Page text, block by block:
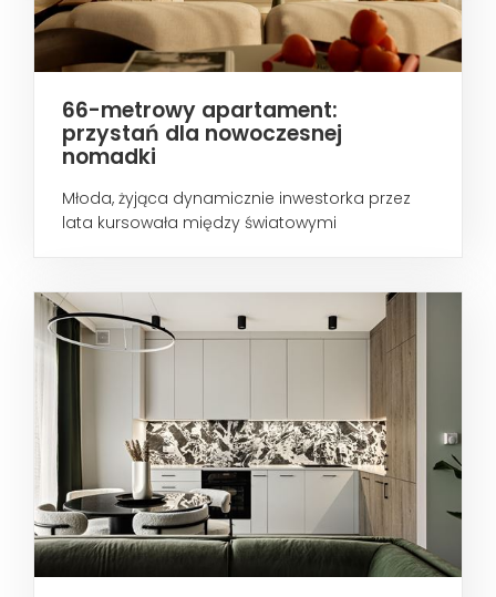
66-metrowy apartament:
przystań dla nowoczesnej
nomadki
Młoda, żyjąca dynamicznie inwestorka przez
lata kursowała między światowymi